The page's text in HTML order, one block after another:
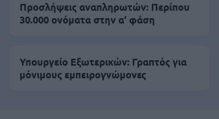
Προσλήψεις αναπληρωτών: Περίπου
30.000 ονόματα στην α' φάση
Υπουργείο Εξωτερικών: Γραπτός για
μόνιμους εμπειρογνώμονες